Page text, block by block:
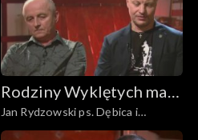
Rodziny Wyklętych mają
głos
Jan Rydzowski ps. Dębica i
Stanisław Ginter ps. Osa